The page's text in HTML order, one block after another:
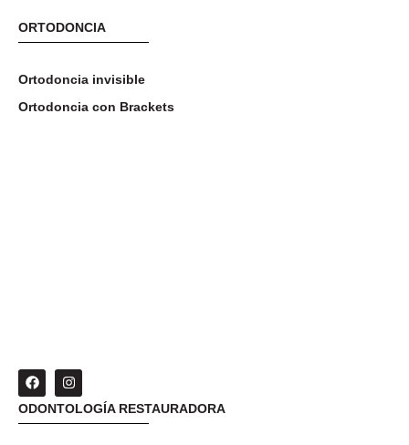
ORTODONCIA
Ortodoncia invisible
Ortodoncia con Brackets
ODONTOLOGÍA RESTAURADORA